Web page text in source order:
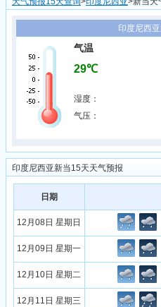
印度尼西
气温
29℃
湿度：
气压：
印度尼西亚新当15天天气预报
日期
12月08日 星期日
12月09日 星期一
12月10日 星期二
12月11日 星期三